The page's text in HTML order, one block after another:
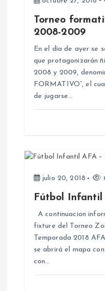
Torneo
2008-2009
En el día de ayer se
que protagonizarán
2008 y 2009,
FORMATIVO”, el
de jugarse…
julio 20, 2018
Fútbol Infantil
A continuacion
fixture del Torneo
Temporada 2018
se abrirá el mapa
con…